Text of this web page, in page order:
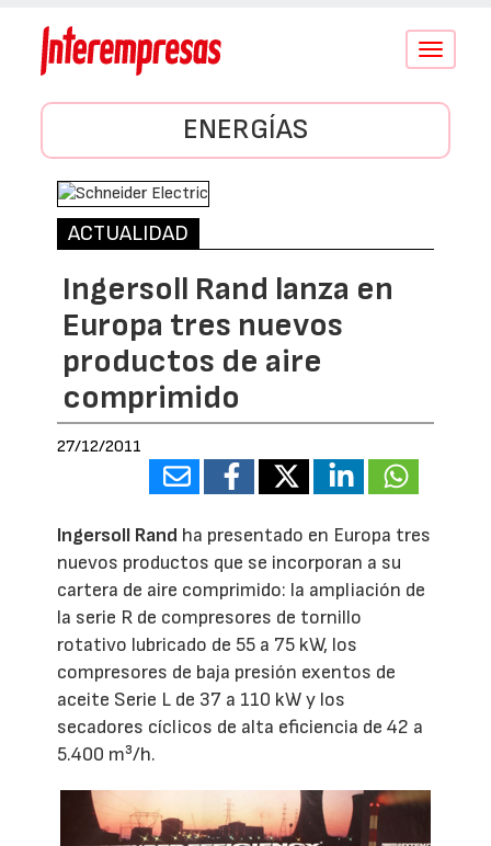
Conmutar
ENERGÍAS
ACTUALIDAD
Ingersoll Rand lanza en
Europa tres nuevos
productos de aire
comprimido
27/12/2011
Ingersoll Rand ha presentado en Europa tres
nuevos productos que se incorporan a su
cartera de aire comprimido: la ampliación de
la serie R de compresores de tornillo
rotativo lubricado de 55 a 75 kW, los
compresores de baja presión exentos de
aceite Serie L de 37 a 110 kW y los
secadores cíclicos de alta eficiencia de 42 a
5.400 m³/h.